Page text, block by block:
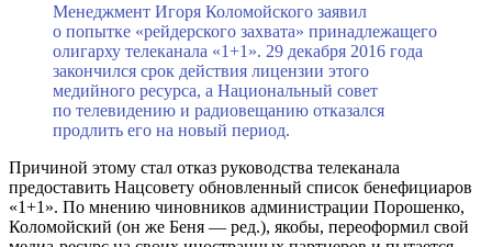
Менеджмент Игоря Коломойского заявил
о попытке «рейдерского захвата» принадлежащего
олигарху телеканала «1+1». 29 декабря 2016 года
закончился срок действия лицензии этого
медийного ресурса, а Национальный совет
по телевидению и радиовещанию отказался
продлить его на новый период.
Причиной этому стал отказ руководства телеканала
предоставить Нацсовету обновленный список бенефициаров
«1+1». По мнению чиновников администрации Порошенко,
Коломойский (он же Беня — ред.), якобы, переоформил свой